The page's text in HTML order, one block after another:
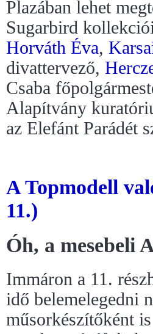
Plazában lehet
Sugarbird
Horváth Éva,
divattervező,
Csaba
Alapítvány
az Elefánt Parádét
A Topmodell
11.)
Óh, a mesebeli
Immáron a 11.
idő belemelegedni
műsorkészítőként